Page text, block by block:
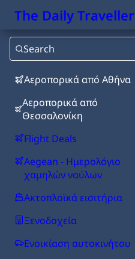
The Daily Traveller
Search
Αεροπορικά από Αθήνα
Αεροπορικά από
Θεσσαλονίκη
Flight Deals
Aegean - Ημερολόγιο
χαμηλών ναύλων
Ακτοπλοϊκά εισιτήρια
Ξενοδοχεία
Ενοικίαση αυτοκινήτου